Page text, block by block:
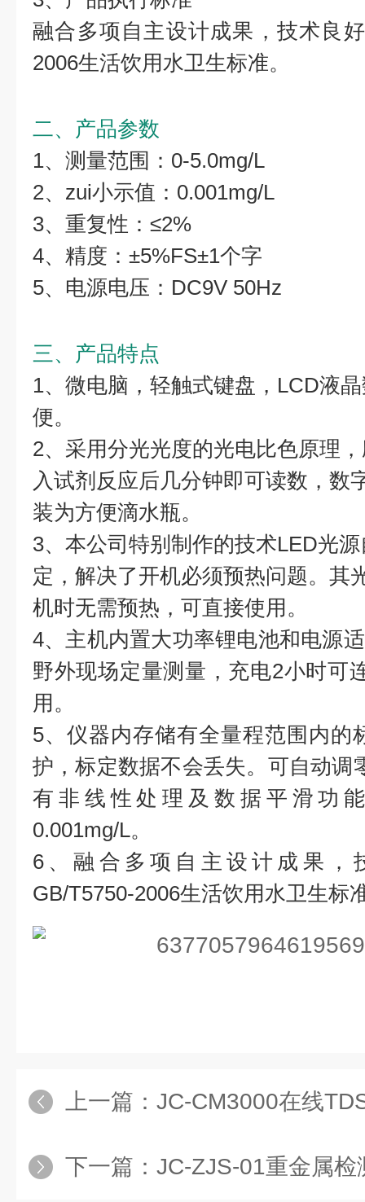
融合多项自主设计成果，技术良
2006生活饮用水卫生标准。
二、产品参数
1、测量范围：0-5.0mg/L
2、zui小示值：0.001mg/L
3、重复性：≤2%
4、精度：±5%FS±1个字
5、电源电压：DC9V 50Hz
三、产品特点
1、微电脑，轻触式键盘，LCD液
便。
2、采用分光光度的光电比色原理
入试剂反应后几分钟即可读数，数
装为方便滴水瓶。
3、本公司特别制作的技术LED光
定，解决了开机必须预热问题。其
机时无需预热，可直接使用。
4、主机内置大功率锂电池和电源
野外现场定量测量，充电2小时可
用。
5、仪器内存储有全量程范围内的
护，标定数据不会丢失。可自动调
有非线性处理及数据平滑功
0.001mg/L。
6、融合多项自主设计成果，
GB/T5750-2006生活饮用水卫生标
上一篇： JC-CM3000在线
下一篇： JC-ZJS-01重金属检